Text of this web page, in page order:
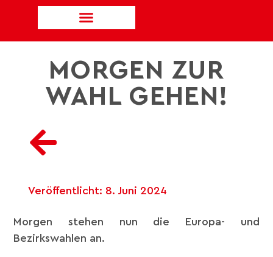
MORGEN ZUR
WAHL GEHEN!
Veröffentlicht: 8. Juni 2024
Morgen stehen nun die Europa- und
Bezirkswahlen an.